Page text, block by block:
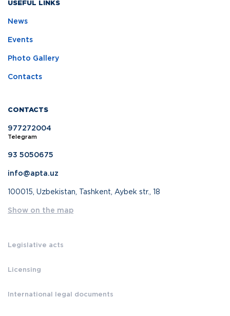
USEFUL LINKS
News
Events
Photo Gallery
Contacts
CONTACTS
977272004
Telegram
93 5050675
info@apta.uz
100015, Uzbekistan, Tashkent, Aybek str., 18
Show on the map
Legislative acts
Licensing
International legal documents